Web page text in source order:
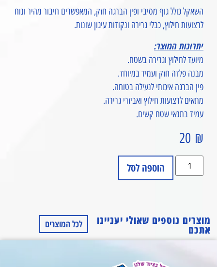
השאקל כולל גוף מסיבי ופין הברגה חזק, המאפשרים חיבור מהיר ונוח
לרצועות חילוץ, כבלי גרירה ונקודות עיגון שונות.
יתרונות המוצר:
מיועד לחילוץ וגרירה בשטח.
מבנה פלדה חזק ועמיד במיוחד.
פין הברגה איכותי לנעילה בטוחה.
מתאים לרצועות חילוץ ואביזרי גרירה.
עמיד בתנאי שטח קשים.
20 ₪
הוספה לסל
מוצרים נוספים שאולי יעניינו
אתכם לכל המוצרים